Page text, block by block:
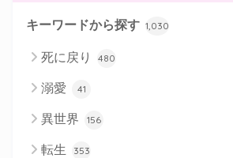
キーワードから探す 1,030
死に戻り 480
溺愛 41
異世界 156
転生 353